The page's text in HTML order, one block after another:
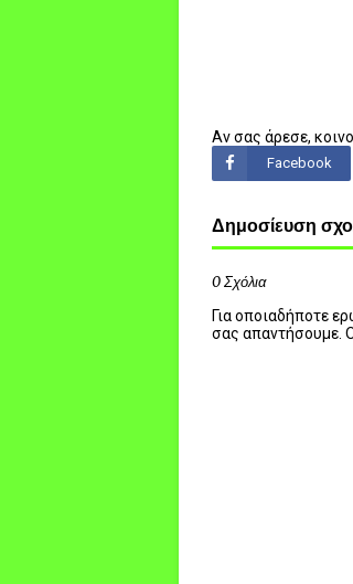
Αν σας άρεσε,
Facebook
Δημοσίευση
0 Σχόλια
Για οποιαδήποτε
σας απαντήσουμε.